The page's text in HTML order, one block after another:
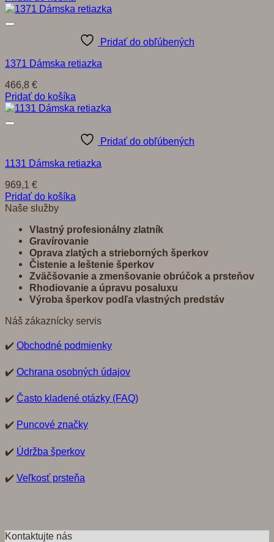
Pridať do obľúbených
1371 Dámska retiazka
466,8 €
Pridať do košíka
Pridať do obľúbených
1131 Dámska retiazka
969,1 €
Pridať do košíka
Naše služby
Vlastný profesionálny zlatník
Gravírovanie
Oprava zlatých a strieborných šperkov
Čistenie a leštenie šperkov
Zväčšovanie a zmenšovanie obrúčok a prsteňov
Rhodiovanie a úpravu posaluxu
Výroba šperkov podľa vlastných predstáv
Náš zákaznícky servis
✔️ Obchodné podmienky
✔️ Ochrana osobných údajov
✔️ Často kladené otázky (FAQ)
✔️ Puncové značky
✔️ Údržba šperkov
✔️ Veľkosť prsteňa
Kontaktujte nás